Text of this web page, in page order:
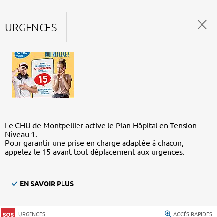
URGENCES
Le CHU de Montpellier active le Plan Hôpital en Tension –
Niveau 1.
Pour garantir une prise en charge adaptée à chacun,
appelez le 15 avant tout déplacement aux urgences.
EN SAVOIR PLUS
URGENCES ACCÈS RAPIDES